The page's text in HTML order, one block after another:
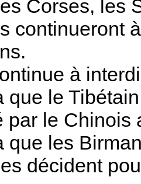
Corses, les
continueront
à
que le Tibétain
par le Chinois
que les
décident